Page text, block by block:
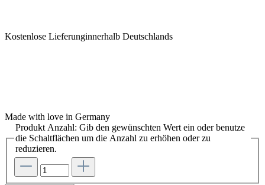
Kostenlose Lieferunginnerhalb Deutschlands
Made with love in Germany
Produkt Anzahl: Gib den gewünschten Wert ein oder benutze
die Schaltflächen um die Anzahl zu erhöhen oder zu
reduzieren.